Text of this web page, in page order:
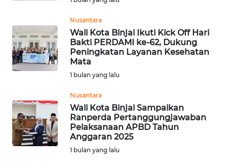
Nusantara
Wali Kota Binjai Ikuti Kick Off Hari
Bakti PERDAMI ke-62, Dukung
Peningkatan Layanan Kesehatan
Mata
1 bulan yang lalu
Nusantara
Wali Kota Binjai Sampaikan
Ranperda Pertanggungjawaban
Pelaksanaan APBD Tahun
Anggaran 2025
1 bulan yang lalu
JAKARTA
WN
JABAR
BANTEN
WN
NTT